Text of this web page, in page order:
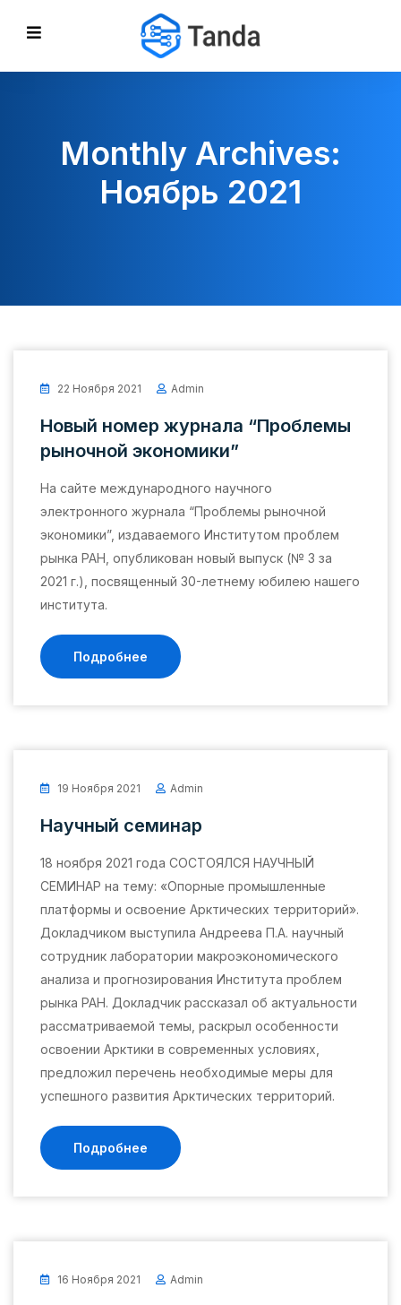
Monthly Archives:
Ноябрь 2021
22 Ноября 2021 Admin
Новый номер журнала “Проблемы
рыночной экономики”
На сайте международного научного
электронного журнала “Проблемы рыночной
экономики”, издаваемого Институтом проблем
рынка РАН, опубликован новый выпуск (№ 3 за
2021 г.), посвященный 30-летнему юбилею нашего
института.
Подробнее
19 Ноября 2021 Admin
Научный семинар
18 ноября 2021 года СОСТОЯЛСЯ НАУЧНЫЙ
СЕМИНАР на тему: «Опорные промышленные
платформы и освоение Арктических территорий».
Докладчиком выступила Андреева П.А. научный
сотрудник лаборатории макроэкономического
анализа и прогнозирования Института проблем
рынка РАН. Докладчик рассказал об актуальности
рассматриваемой темы, раскрыл особенности
освоении Арктики в современных условиях,
предложил перечень необходимые меры для
успешного развития Арктических территорий.
Подробнее
16 Ноября 2021 Admin